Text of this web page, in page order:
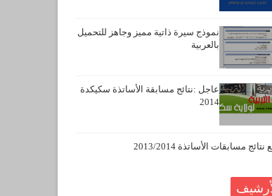
نموذج سيرة ذاتية مميز وجاهز للتحميل
بالعربية
عاجل :نتائج مسابقة الأساتذة سكيكدة
2014
مسابقات الأساتذة 2013/2014